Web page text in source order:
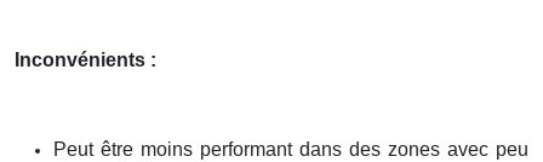
Inconvénients :
Peut être moins performant dans des zones avec peu